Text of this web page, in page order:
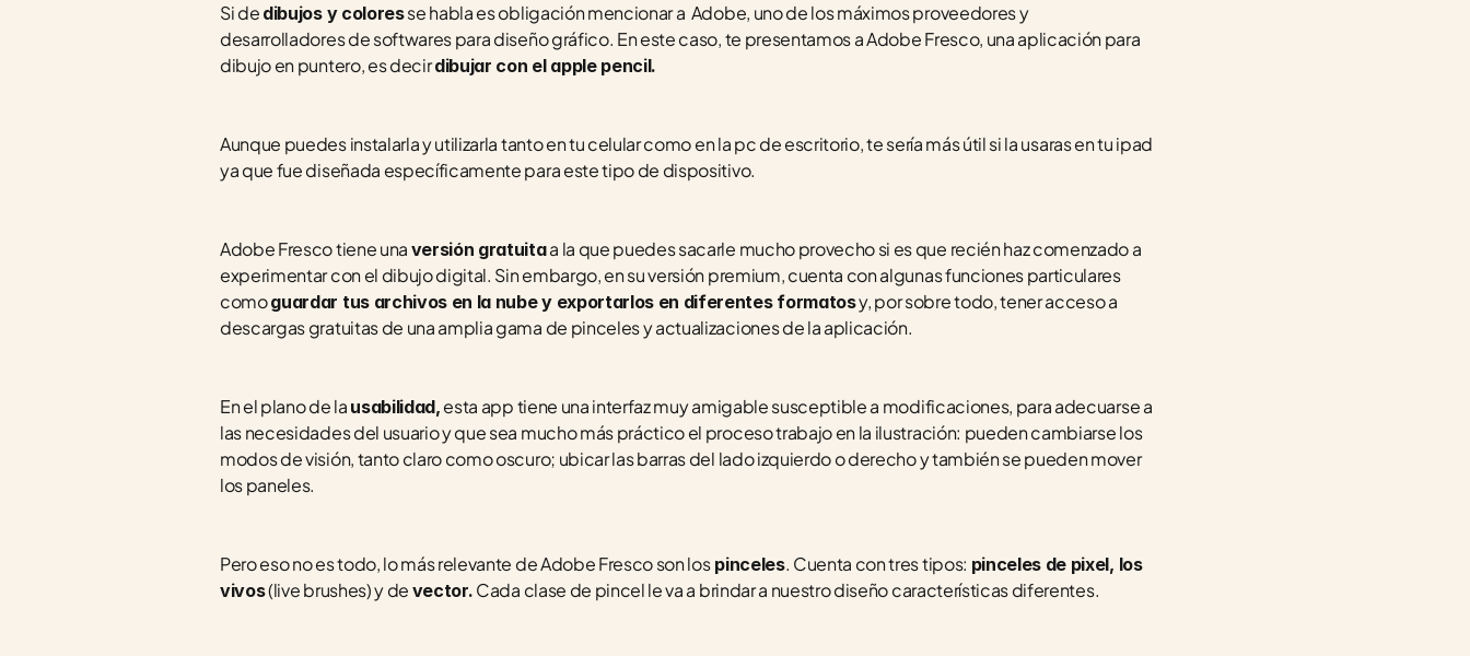
Si de dibujos y colores se habla es obligación mencionar a  Adobe, uno de los máximos proveedores y
desarrolladores de softwares para diseño gráfico. En este caso, te presentamos a Adobe Fresco, una aplicación para
dibujo en puntero, es decir dibujar con el apple pencil.
Aunque puedes instalarla y utilizarla tanto en tu celular como en la pc de escritorio, te sería más útil si la usaras en tu ipad
ya que fue diseñada específicamente para este tipo de dispositivo.
Adobe Fresco tiene una versión gratuita a la que puedes sacarle mucho provecho si es que recién haz comenzado a
experimentar con el dibujo digital. Sin embargo, en su versión premium, cuenta con algunas funciones particulares
como guardar tus archivos en la nube y exportarlos en diferentes formatos y, por sobre todo, tener acceso a
descargas gratuitas de una amplia gama de pinceles y actualizaciones de la aplicación.
En el plano de la usabilidad, esta app tiene una interfaz muy amigable susceptible a modificaciones, para adecuarse a
las necesidades del usuario y que sea mucho más práctico el proceso trabajo en la ilustración: pueden cambiarse los
modos de visión, tanto claro como oscuro; ubicar las barras del lado izquierdo o derecho y también se pueden mover
los paneles.
Pero eso no es todo, lo más relevante de Adobe Fresco son los pinceles. Cuenta con tres tipos: pinceles de pixel, los
vivos (live brushes) y de vector. Cada clase de pincel le va a brindar a nuestro diseño características diferentes.